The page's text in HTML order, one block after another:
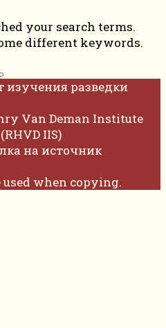
your search terms.
different keywords.
изучения разведки
Van Deman Institute
IIS)
на источник
when copying.